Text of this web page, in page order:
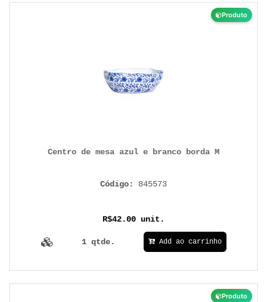
Produto
Centro de mesa azul e branco borda M
Código: 845573
R$42.00 unit.
1 qtde. Add ao carrinho
Produto